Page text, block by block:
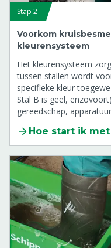
Stap 2
Voorkom
kleurensysteem
Het kleurensysteem
tussen stallen wordt
specifieke kleur
Stal B is geel,
gereedschap,
Hoe start ik